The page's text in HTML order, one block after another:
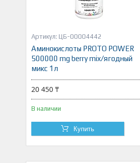
ЦБ-00004442
Аминокислоты PROTO POWER
500000 mg berry mix/ягодный
микс 1л
20 450 ₸
В наличии
Купить